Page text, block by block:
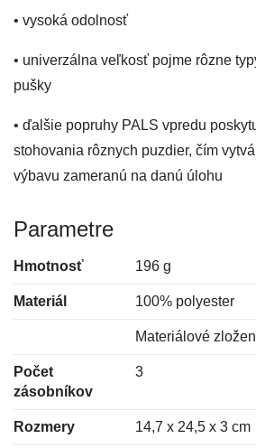
• vysoká odolnosť
• univerzálna veľkosť pojme rôzne
pušky
• ďalšie popruhy PALS vpredu
stohovania rôznych puzdier, čím
výbavu zameranú na danú úlohu
Parametre
Hmotnosť 196 g
Materiál 100% polyester
Materiálové
Počet
zásobníkov
3
Rozmery 14,7 x 24,5 x 3 cm